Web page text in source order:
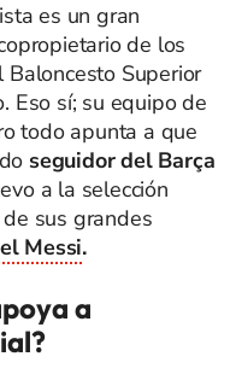
es un gran
de los
Baloncesto Superior
Eso sí; su equipo de
todo apunta a que
seguidor del Barça
a la selección
sus grandes
Messi.
a